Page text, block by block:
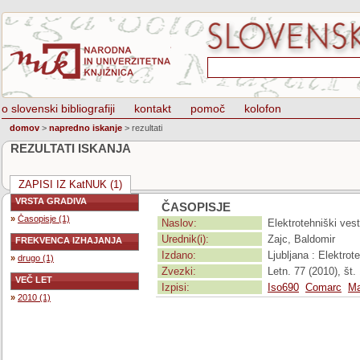
o slovenski bibliografiji kontakt pomoč kolofon
domov > napredno iskanje > rezultati
REZULTATI ISKANJA
ZAPISI IZ KatNUK (1)
VRSTA GRADIVA
» Časopisje (1)
FREKVENCA IZHAJANJA
» drugo (1)
VEČ LET
» 2010 (1)
ČASOPISJE
Naslov:
Elektrotehniški
Urednik(i):
Zajc, Baldomir
Izdano:
Ljubljana :
Zvezki:
Letn. 77 (2010), št.
Izpisi:
Iso690 Comarc